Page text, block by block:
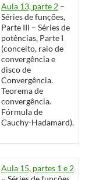
Aula 13, parte 2 –
Séries de funções,
Parte III – Séries de
potências, Parte I
(conceito, raio de
convergência e
disco de
Convergência.
Teorema de
convergência.
Fórmula de
Cauchy-Hadamard).
Aula 15, partes 1 e 2